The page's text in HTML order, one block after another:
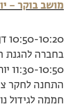
מושב בוקר –
בחברה להגנת
התחנה לחקר
חממה לגידול